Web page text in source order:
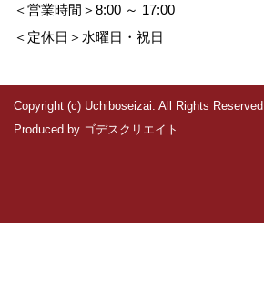
＜営業時間＞8:00 ～ 17:00
＜定休日＞水曜日・祝日
Copyright (c) Uchiboseizai. All Rights Reserved.
Produced by ゴデスクリエイト